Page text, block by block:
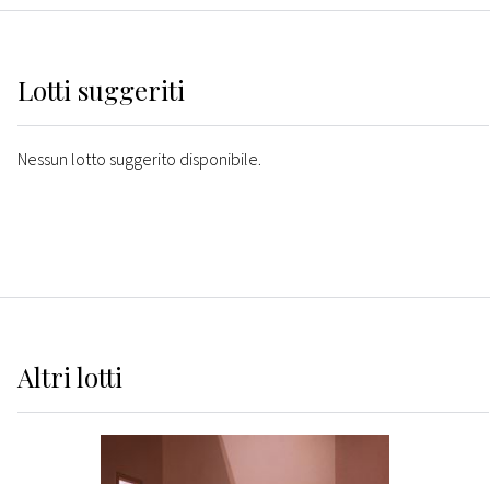
Lotti suggeriti
Nessun lotto suggerito disponibile.
Altrilotti